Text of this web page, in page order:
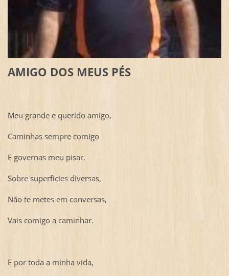
AMIGO DOS MEUS PÉS
Meu grande e querido amigo,
Caminhas sempre comigo
E governas meu pisar.
Sobre superfícies diversas,
Não te metes em conversas,
Vais comigo a caminhar.
E por toda a minha vida,